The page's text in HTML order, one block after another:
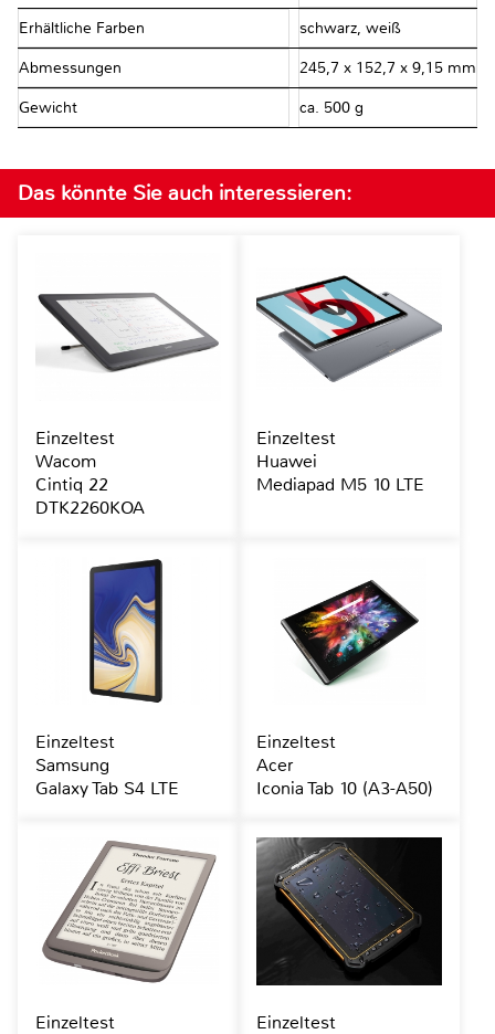
Erhältliche Farben schwarz, weiß
Abmessungen 245,7 x 152,7 x 9,15 mm
Gewicht ca. 500 g
Das könnte Sie auch interessieren:
Einzeltest
Wacom
Cintiq 22
DTK2260KOA
Einzeltest
Huawei
Mediapad M5 10 LTE
Einzeltest
Samsung
Galaxy Tab S4 LTE
Einzeltest
Acer
Iconia Tab 10 (A3-A50)
Einzeltest Einzeltest